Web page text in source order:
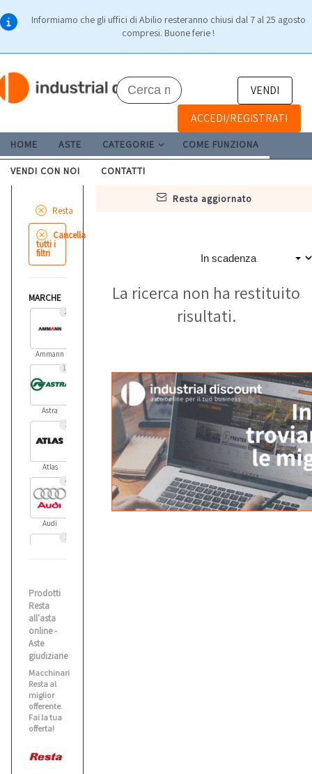
Informiamo che gli uffici di Abilio resteranno chiusi dal 7 al 25 agosto
compresi. Buone ferie !
VENDI
ACCEDI/REGISTRATI
HOME ASTE CATEGORIE COME FUNZIONA
VENDI CON NOI CONTATTI
resta aggiornato
Resta
Cancella
tutti i
filtri
MARCHE
2
Ammann
11
Astra
1
Atlas
4
Audi
1
Benati
Bianco
Prodotti
Resta
all'asta
online -
Aste
giudiziarie
Macchinari
Resta al
miglior
offerente.
Fai la tua
offerta!
La ricerca non ha restituito
risultati.